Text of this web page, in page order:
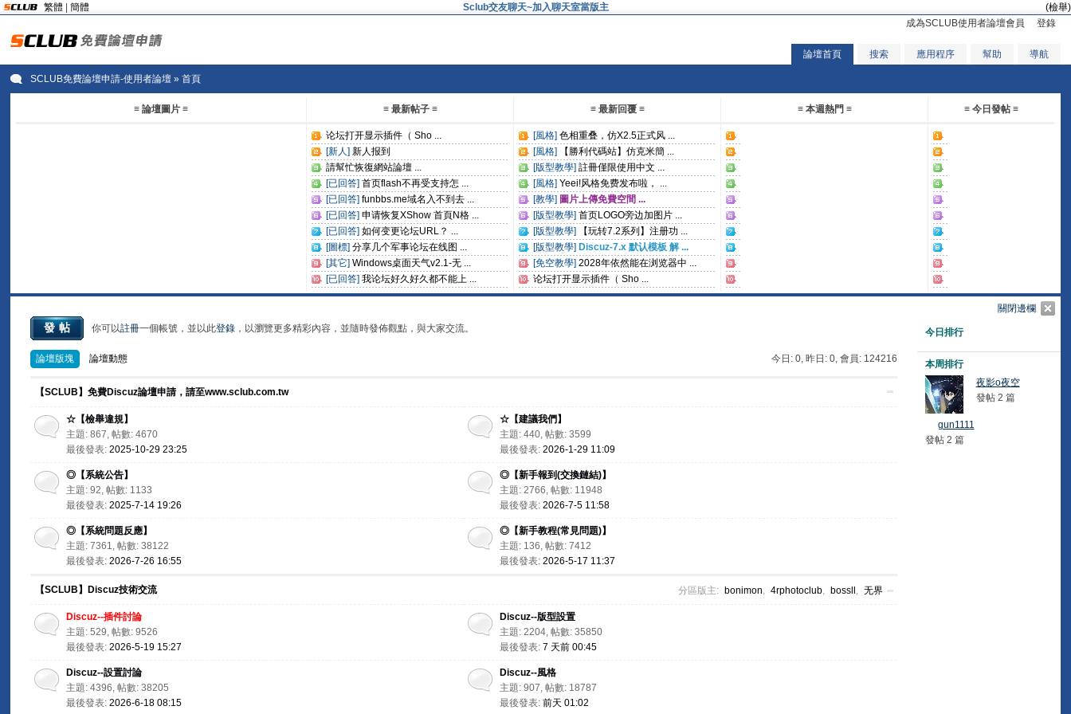
繁體 簡體 Sclub交友聊天~加入聊天室當版主
(檢舉)
成為SCLUB使用者論壇會員
登錄
論壇首頁 搜索 應用程序 幫助 導航
SCLUB免費論壇申請-使用者論壇 » 首頁
≡ 論壇圖片 ≡ ≡ 最新帖子 ≡ ≡ 最新回覆 ≡ ≡ 本週熱門 ≡ ≡ 今日發帖 ≡
论坛打开显示插件（ Sho ...
[新人] 新人报到
請幫忙恢復網站論壇 ...
[已回答] 首页flash不再受支持怎 ...
[已回答] funbbs.me域名入不到去 ...
[已回答] 申请恢复XShow 首頁N格 ...
[已回答] 如何变更论坛URL？ ...
[圖標] 分享几个军事论坛在线图 ...
[其它] Windows桌面天气v2.1-无 ...
[已回答] 我论坛好久好久都不能上 ...
[風格] 色相重叠，仿X2.5正式风 ...
[風格]
【勝利代碼站】仿克米簡 ...
[版型教學] 註冊僅限使用中文 ...
[風格] Yeei!风格免费发布啦， ...
[教學] 圖片上傳免費空間 ...
[版型教學] 首页LOGO旁边加图片 ...
[版型教學]
【玩转7.2系列】注册功 ...
[版型教學] Discuz-7.x 默认模板 解 ...
[免空教學] 2028年依然能在浏览器中 ...
论坛打开显示插件（ Sho ...
關閉邊欄
發帖 你可以註冊一個帳號，並以此登錄 ，以瀏覽更多精彩內容，並隨時發佈觀點，與大家交流。
今日: 0, 昨日: 0, 會員: 124216
論壇版塊 論壇動態
【SCLUB】免費Discuz論壇申請，請至www.sclub.com.tw
☆【檢舉違規】
主題: 867, 帖數: 4670
最後發表:2025-10-29 23:25
☆【建議我們】
主題: 440, 帖數: 3599
最後發表:2026-1-29 11:09
◎【系統公告】
主題: 92, 帖數: 1133
最後發表:2025-7-14 19:26
◎【新手報到(交換鏈結)】
主題: 2766, 帖數: 11948
最後發表:2026-7-5 11:58
◎【系統問題反應】
主題: 7361, 帖數: 38122
最後發表:2026-7-26 16:55
◎【新手教程(常見問題)】
主題: 136, 帖數: 7412
最後發表:2026-5-17 11:37
分區版主: bonimon, 4rphotoclub, bossll , 无界
【SCLUB】Discuz技術交流
Discuz--插件討論
主題: 529, 帖數: 9526
最後發表:2026-5-19 15:27
Discuz--版型設置
主題: 2204, 帖數: 35850
最後發表:7 天前 00:45
Discuz--設置討論
主題: 4396, 帖數: 38205
最後發表:2026-6-18 08:15
Discuz--風格
主題: 907, 帖數: 18787
最後發表:前天 01:02
今日排行
本周排行
夜影o夜空
發帖 2 篇
gun1111
發帖 2 篇